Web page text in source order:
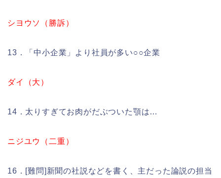
シヨウソ（勝訴）
13．「中小企業」より社員が多い○○企業
ダイ（大）
14．太りすぎてお肉がだぶついた顎は…
ニジユウ（二重）
16．[難問]新聞の社説などを書く、主だった論説の担当